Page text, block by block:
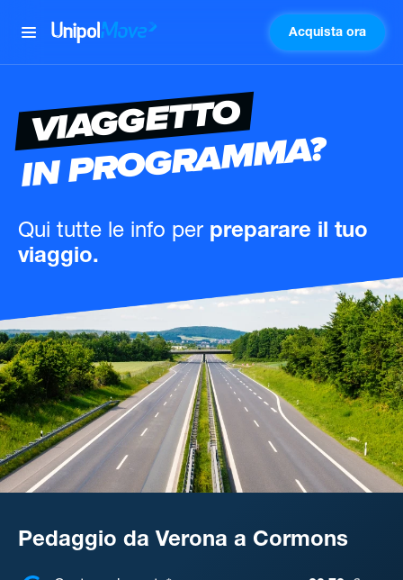
UnipolMove Acquista ora
VIAGGETTO
IN PROGRAMMA?
Qui tutte le info per preparare il tuo
viaggio.
Pedaggio da Verona a Cormons
COSTI, DISTANZA, TEMPO DI